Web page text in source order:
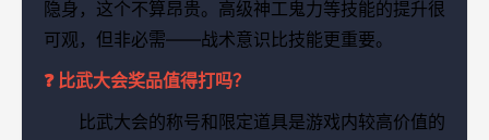
隐身，这个不算昂贵。高级神工鬼力等技能的提升很
可观，但非必需——战术意识比技能更重要。
❓ 比武大会奖品值得打吗？
比武大会的称号和限定道具是游戏内较高价值的